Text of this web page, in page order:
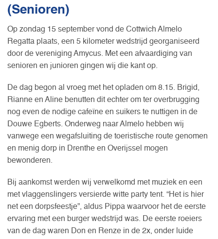
(Senioren)
Op zondag 15 september vond de Cottwich Almelo
Regatta plaats, een 5 kilometer wedstrijd georganiseerd
door de vereniging Amycus. Met een afvaardiging van
senioren en junioren gingen wij die kant op.
De dag begon al vroeg met het opladen om 8.15. Brigid,
Rianne en Aline benutten dit echter om ter overbrugging
nog even de nodige cafeïne en suikers te nuttigen in de
Douwe Egberts. Onderweg naar Almelo hebben wij
vanwege een wegafsluiting de toeristische route genomen
en menig dorp in Drenthe en Overijssel mogen
bewonderen.
Bij aankomst werden wij verwelkomd met muziek en een
met vlaggenslingers versierde witte party tent. “Het is hier
net een dorpsfeestje”, aldus Pippa waarvoor het de eerste
ervaring met een burger wedstrijd was. De eerste roeiers
van de dag waren Don en Renze in de 2x, onder luide